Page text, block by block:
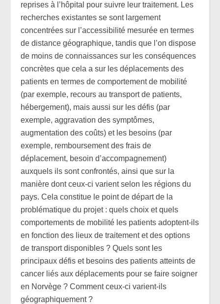
reprises à l’hôpital pour suivre leur traitement. Les
recherches existantes se sont largement
concentrées sur l’accessibilité mesurée en termes
de distance géographique, tandis que l’on dispose
de moins de connaissances sur les conséquences
concrètes que cela a sur les déplacements des
patients en termes de comportement de mobilité
(par exemple, recours au transport de patients,
hébergement), mais aussi sur les défis (par
exemple, aggravation des symptômes,
augmentation des coûts) et les besoins (par
exemple, remboursement des frais de
déplacement, besoin d’accompagnement)
auxquels ils sont confrontés, ainsi que sur la
manière dont ceux-ci varient selon les régions du
pays. Cela constitue le point de départ de la
problématique du projet : quels choix et quels
comportements de mobilité les patients adoptent-ils
en fonction des lieux de traitement et des options
de transport disponibles ? Quels sont les
principaux défis et besoins des patients atteints de
cancer liés aux déplacements pour se faire soigner
en Norvège ? Comment ceux-ci varient-ils
géographiquement ?